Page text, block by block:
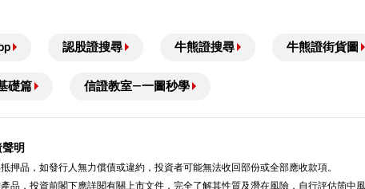
認股證搜尋 牛熊證搜尋 牛熊證街貨圖
礎篇 信證教室—一圖秒學
明
押品，如發行人無力償債或違約，投資者可能無法收回部份或全部應收款項。
品，投資前閣下應詳閱有關上市文件，完全了解其性質及潛在風險，自行評估箇